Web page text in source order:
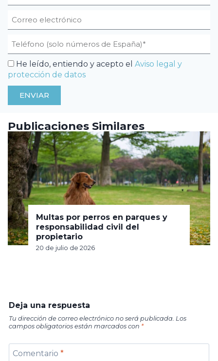
He leído, entiendo y acepto el Aviso legal y
protección de datos
ENVIAR
Publicaciones Similares
Multas por perros en parques y
responsabilidad civil del
propietario
20 de julio de 2026
Deja una respuesta
Tu dirección de correo electrónico no será publicada. Los
campos obligatorios están marcados con *
Comentario *